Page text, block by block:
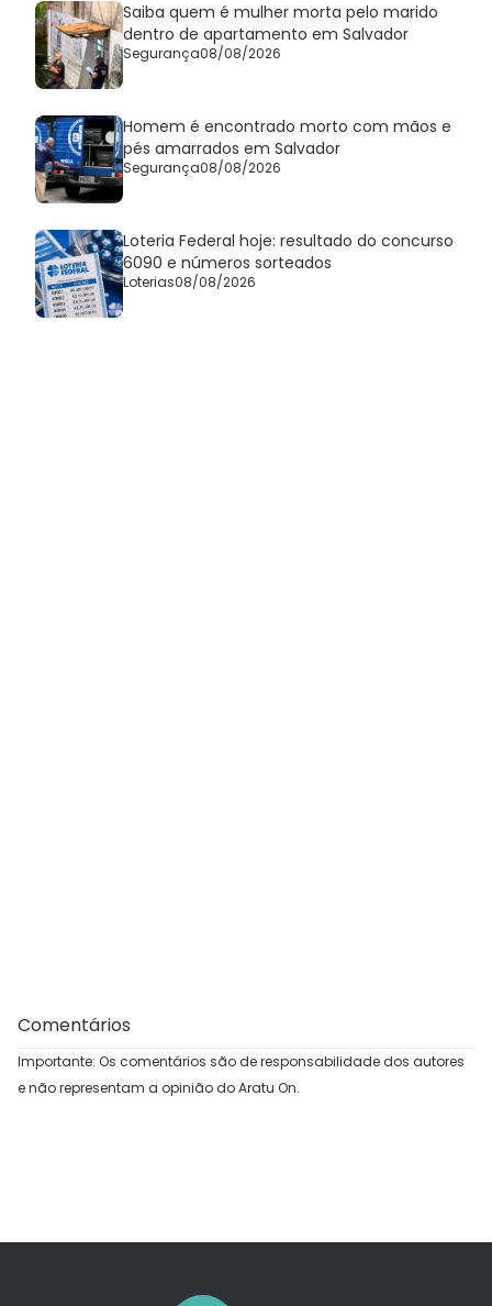
Saiba quem é mulher morta pelo marido
dentro de apartamento em Salvador
Segurança08/08/2026
Homem é encontrado morto com mãos e
pés amarrados em Salvador
Segurança08/08/2026
Loteria Federal hoje: resultado do concurso
6090 e números sorteados
Loterias08/08/2026
Comentários
Importante: Os comentários são de responsabilidade dos autores
e não representam a opinião do Aratu On.